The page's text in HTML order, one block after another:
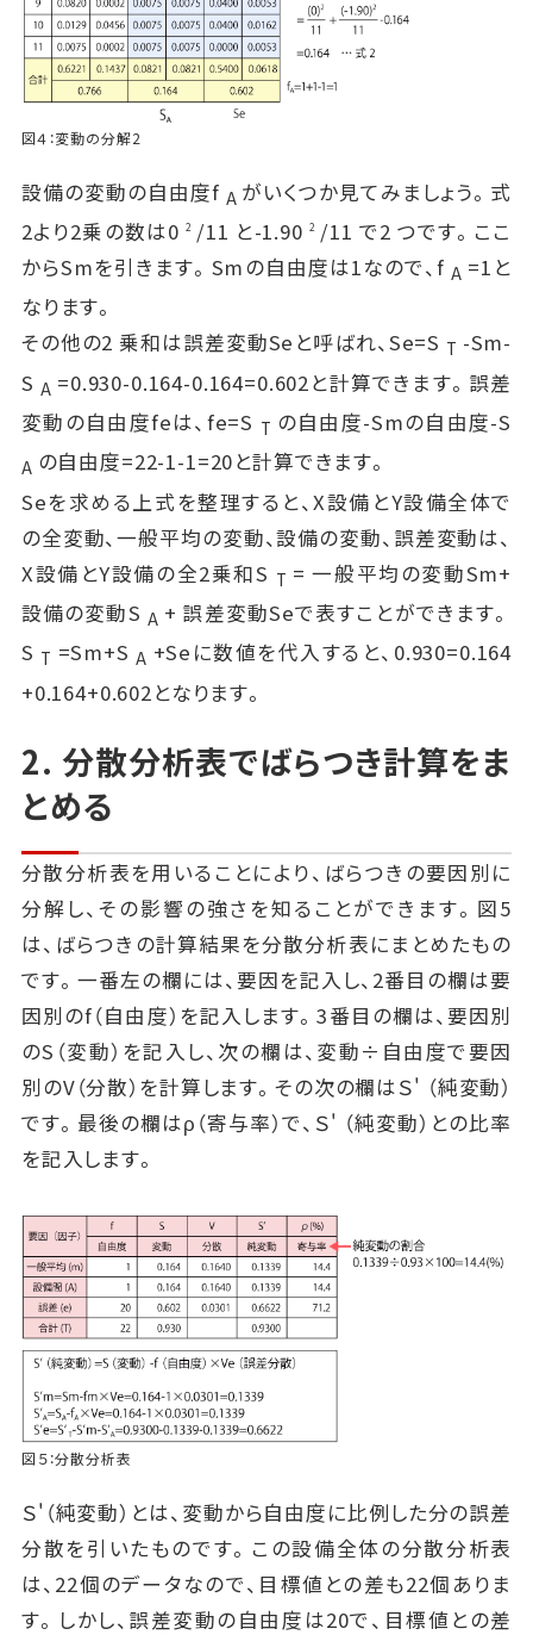
図４：変動の分解2
設備の変動の自由度f A がいくつか見てみましょう。式
2より2乗の数は0 2 /11 と-1.90 2 /11 で2 つです。ここ
からSmを引きます。Smの自由度は1なので、f A =1と
なります。
その他の2 乗和は誤差変動Seと呼ばれ、Se=S T -Sm-
S A =0.930-0.164-0.164=0.602と計算できます。誤差
変動の自由度feは、fe=S T の自由度-Smの自由度-S
A の自由度=22-1-1=20と計算できます。
Seを求める上式を整理すると、X設備とY設備全体で
の全変動、一般平均の変動、設備の変動、誤差変動は、
X設備とY設備の全2乗和S T = 一般平均の変動Sm+
設備の変動S A + 誤差変動Seで表すことができます。
S T =Sm+S A +Seに数値を代入すると、0.930=0.164
+0.164+0.602となります。
2. 分散分析表でばらつき計算をま
とめる
分散分析表を用いることにより、ばらつきの要因別に
分解し、その影響の強さを知ることができます。図5
は、ばらつきの計算結果を分散分析表にまとめたもの
です。一番左の欄には、要因を記入し、2番目の欄は要
因別のf（自由度）を記入します。3番目の欄は、要因別
のS（変動）を記入し、次の欄は、変動÷自由度で要因
別のV（分散）を計算します。その次の欄はＳ' （純変動）
です。最後の欄はρ（寄与率）で、Ｓ' （純変動）との比率
を記入します。
図５：分散分析表
Ｓ'（純変動）とは、変動から自由度に比例した分の誤差
分散を引いたものです。この設備全体の分散分析表
は、22個のデータなので、目標値との差も22個ありま
す。しかし、誤差変動の自由度は20で、目標値との差